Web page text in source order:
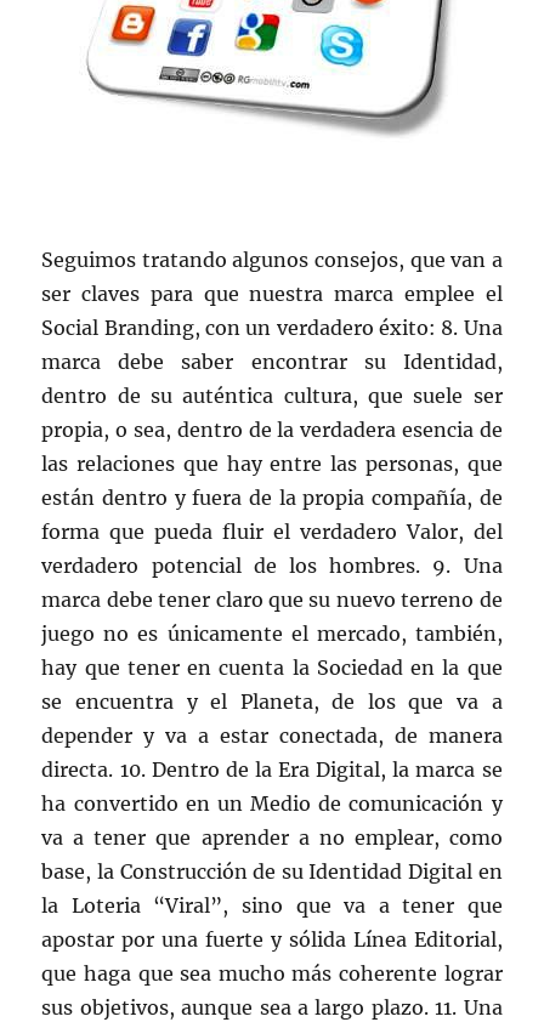
Seguimos tratando algunos consejos, que van a
ser claves para que nuestra marca emplee el
Social Branding, con un verdadero éxito: 8. Una
marca debe saber encontrar su Identidad,
dentro de su auténtica cultura, que suele ser
propia, o sea, dentro de la verdadera esencia de
las relaciones que hay entre las personas, que
están dentro y fuera de la propia compañía, de
forma que pueda fluir el verdadero Valor, del
verdadero potencial de los hombres. 9. Una
marca debe tener claro que su nuevo terreno de
juego no es únicamente el mercado, también,
hay que tener en cuenta la Sociedad en la que
se encuentra y el Planeta, de los que va a
depender y va a estar conectada, de manera
directa. 10. Dentro de la Era Digital, la marca se
ha convertido en un Medio de comunicación y
va a tener que aprender a no emplear, como
base, la Construcción de su Identidad Digital en
la Loteria “Viral”, sino que va a tener que
apostar por una fuerte y sólida Línea Editorial,
que haga que sea mucho más coherente lograr
sus objetivos, aunque sea a largo plazo. 11. Una